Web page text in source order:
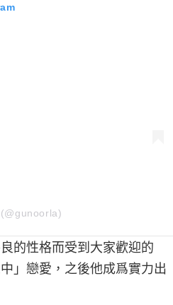
的性格而受到大家歡迎的
」戀愛，之後他成爲實力出